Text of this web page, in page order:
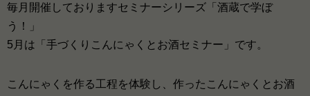
毎月開催しておりますセミナーシリーズ「酒蔵で学ぼ
う！」
5月は「手づくりこんにゃくとお酒セミナー」です。
こんにゃくを作る工程を体験し、作ったこんにゃくとお酒